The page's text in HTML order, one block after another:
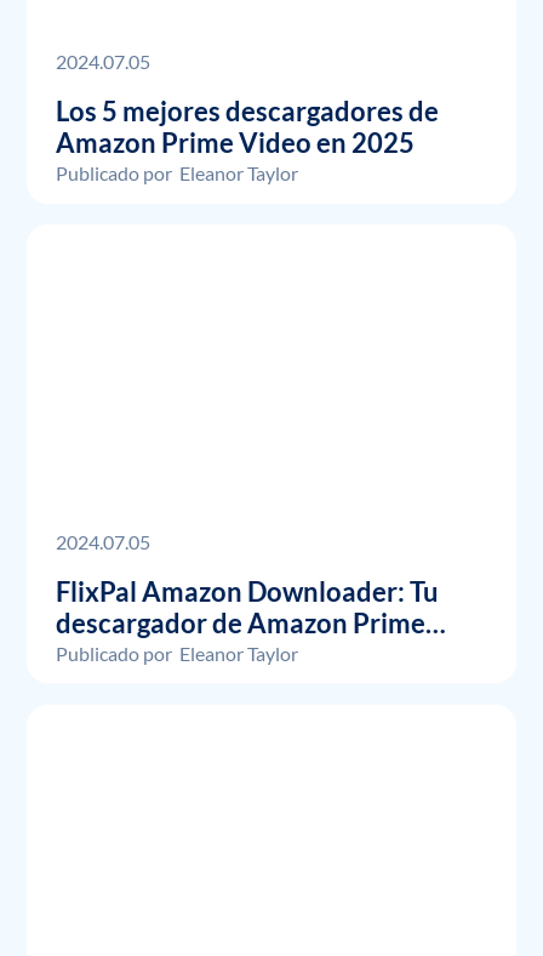
2024.07.05
Los 5 mejores descargadores de
Amazon Prime Video en 2025
Publicado por Eleanor Taylor
2024.07.05
FlixPal Amazon Downloader: Tu
descargador de Amazon Prime
Video
Publicado por Eleanor Taylor